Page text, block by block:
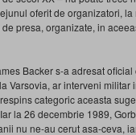
oferit de organizatori, la
presa, organizate, in
Backer s-a adresat
Varsovia, ar interveni
categoric aceasta
la 26 decembrie 1989,
nu ne-au cerut asa-ceva,